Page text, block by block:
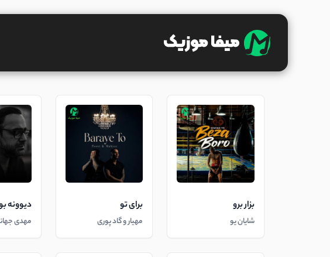
بزار برو
شایان یو
برای تو
مهیار و گاد پوری
دیوونه
مهدی